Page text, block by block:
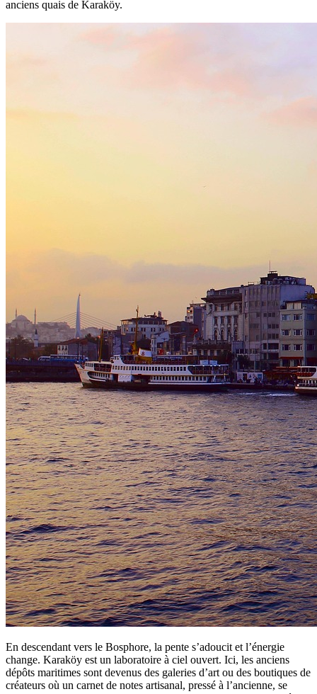
anciens quais de Karaköy.
En descendant vers le Bosphore, la pente s’adoucit et l’énergie
change. Karaköy est un laboratoire à ciel ouvert. Ici, les anciens
dépôts maritimes sont devenus des galeries d’art ou des boutiques de
créateurs où un carnet de notes artisanal, pressé à l’ancienne, se